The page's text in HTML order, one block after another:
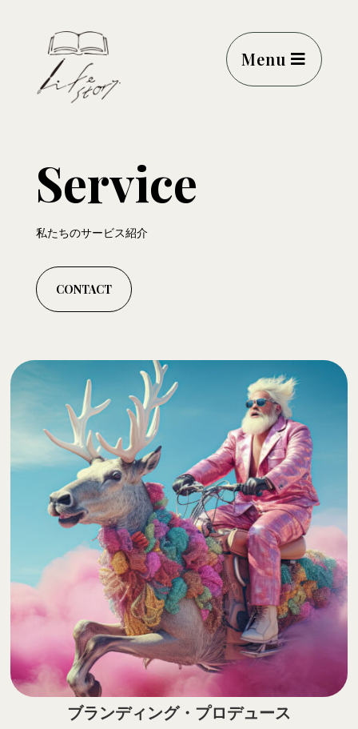
Menu
Service
私たちのサービス紹介
CONTACT
ブランディング・プロデュース